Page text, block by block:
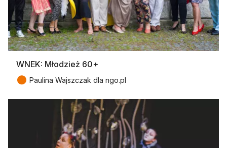
WNEK: Młodzież 60+
● Paulina Wajszczak dla ngo.pl